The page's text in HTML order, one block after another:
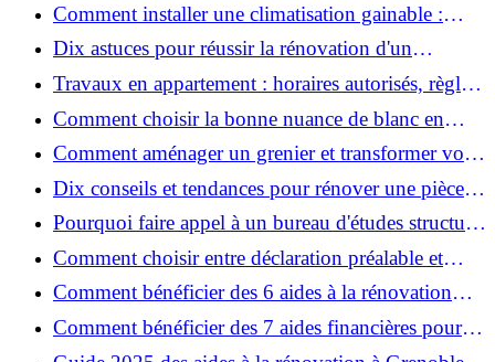
Comment installer une climatisation gainable :
coût, étapes et conseils ?
Dix astuces pour réussir la rénovation d'un
appartement
Travaux en appartement : horaires autorisés, règles
et bonnes pratiques
Comment choisir la bonne nuance de blanc en
décoration et éviter les pièges ?
Comment aménager un grenier et transformer vos
combles en espace habitable ?
Dix conseils et tendances pour rénover une pièce
de la maison
Pourquoi faire appel à un bureau d'études structure
pour garantir la sécurité de vos rénovations ?
Comment choisir entre déclaration préalable et
permis de construire pour vos travaux ?
Comment bénéficier des 6 aides à la rénovation
énergétique à Grenoble ?
Comment bénéficier des 7 aides financières pour la
rénovation énergétique à Voiron ?